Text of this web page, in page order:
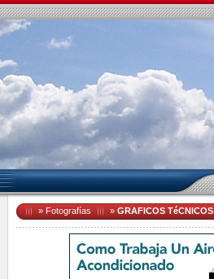
»Fotografías »GRAFICOS TéCNICOS